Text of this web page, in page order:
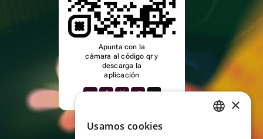
Apunta con la
cámara al código qr y
descarga la
aplicación
×
Usamos cookies